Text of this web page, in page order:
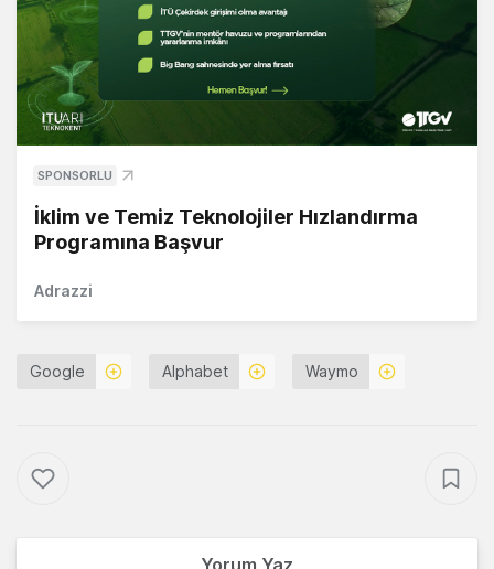
SPONSORLU
İklim ve Temiz Teknolojiler Hızlandırma
Programına Başvur
Adrazzi
Google Alphabet Waymo
Yorum Yaz